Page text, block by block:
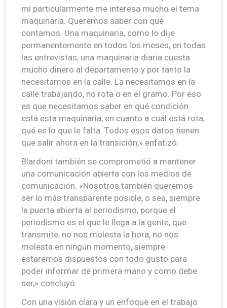
mí particularmente me interesa mucho el tema
maquinaria. Queremos saber con qué
contamos. Una maquinaria, como lo dije
permanentemente en todos los meses, en todas
las entrevistas, una maquinaria diaria cuesta
mucho dinero al departamento y por tanto la
necesitamos en la calle. La necesitamos en la
calle trabajando, no rota o en el gramo. Por eso
es que necesitamos saber en qué condición
está esta maquinaria, en cuanto a cuál está rota,
qué es lo que le falta. Todos esos datos tienen
que salir ahora en la transición,» enfatizó.
Blardoni también se comprometió a mantener
una comunicación abierta con los medios de
comunicación. «Nosotros también queremos
ser lo más transparente posible, o sea, siempre
la puerta abierta al periodismo, porque el
periodismo es el que le llega a la gente, que
transmite, no nos molesta la hora, no nos
molesta en ningún momento, siempre
estaremos dispuestos con todo gusto para
poder informar de primera mano y como debe
ser,» concluyó.
Con una visión clara y un enfoque en el trabajo